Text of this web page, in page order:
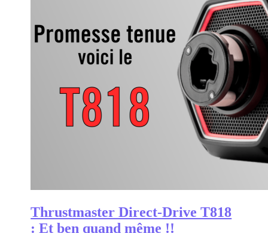
Thrustmaster Direct-Drive T818
: Et ben quand même !!